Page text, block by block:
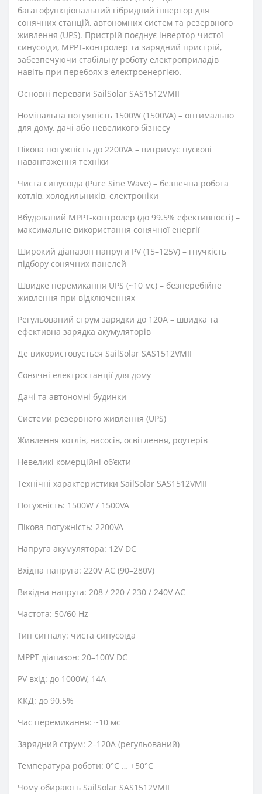
багатофункціональний гібридний інвертор для
сонячних станцій, автономних систем та резервного
живлення (UPS). Пристрій поєднує інвертор чистої
синусоїди, MPPT-контролер та зарядний пристрій,
забезпечуючи стабільну роботу електроприладів
навіть при перебоях з електроенергією.
Основні переваги SailSolar SAS1512VMII
Номінальна потужність 1500W (1500VA) – оптимально
для дому, дачі або невеликого бізнесу
Пікова потужність до 2200VA – витримує пускові
навантаження техніки
Чиста синусоїда (Pure Sine Wave) – безпечна робота
котлів, холодильників, електроніки
Вбудований MPPT-контролер (до 99.5% ефективності) –
максимальне використання сонячної енергії
Широкий діапазон напруги PV (15–125V) – гнучкість
підбору сонячних панелей
Швидке перемикання UPS (~10 мс) – безперебійне
живлення при відключеннях
Регульований струм зарядки до 120А – швидка та
ефективна зарядка акумуляторів
Де використовується SailSolar SAS1512VMII
Сонячні електростанції для дому
Дачі та автономні будинки
Системи резервного живлення (UPS)
Живлення котлів, насосів, освітлення, роутерів
Невеликі комерційні об’єкти
Технічні характеристики SailSolar SAS1512VMII
Потужність: 1500W / 1500VA
Пікова потужність: 2200VA
Напруга акумулятора: 12V DC
Вхідна напруга: 220V AC (90–280V)
Вихідна напруга: 208 / 220 / 230 / 240V AC
Частота: 50/60 Hz
Тип сигналу: чиста синусоїда
MPPT діапазон: 20–100V DC
PV вхід: до 1000W, 14A
ККД: до 90.5%
Час перемикання: ~10 мс
Зарядний струм: 2–120A (регульований)
Температура роботи: 0°C … +50°C
Чому обирають SailSolar SAS1512VMII